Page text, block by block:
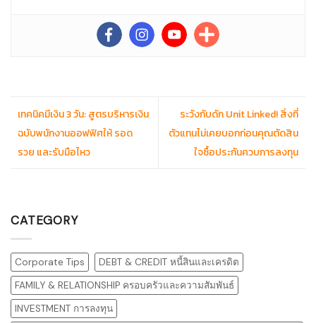
เทคนิคมีเงิน 3 วัน: สูตรบริหารเงิน
ฉบับพนักงานออฟฟิศให้ รอด
รวย และรับมือไหว
ระวังกับดัก Unit Linked! สิ่งที่
ตัวแทนไม่เคยบอกก่อนคุณตัดสิน
ใจซื้อประกันควบการลงทุน
CATEGORY
Corporate Tips
DEBT & CREDIT หนี้สินและเครดิต
FAMILY & RELATIONSHIP ครอบครัวและความสัมพันธ์
INVESTMENT การลงทุน